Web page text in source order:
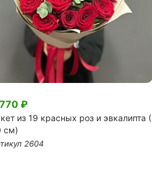
₽
из 19 красных роз и эвкалипта (
см)
2604